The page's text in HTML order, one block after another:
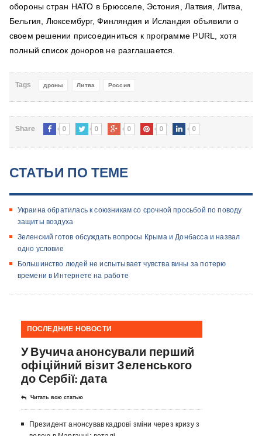
обороны стран НАТО в Брюсселе, Эстония, Латвия, Литва,
Бельгия, Люксембург, Финляндия и Исландия объявили о
своем решении присоединиться к программе PURL, хотя
полный список доноров не разглашается.
Tags дроны Литва Россия
Share 0 0 0 0 0
СТАТЬИ ПО ТЕМЕ
​Украина обратилась к союзникам со срочной просьбой по поводу
защиты воздуха
Зеленский готов обсуждать вопросы Крыма и Донбасса и назвал
одно условие
Большинство людей не испытывает чувства вины за потерю
времени в Интернете на работе
ПОСЛЕДНИЕ НОВОСТИ
У Вучича анонсували перший
офіційний візит Зеленського
до Сербії: дата
Читать всю статью
Президент анонсував кадрові зміни через кризу з